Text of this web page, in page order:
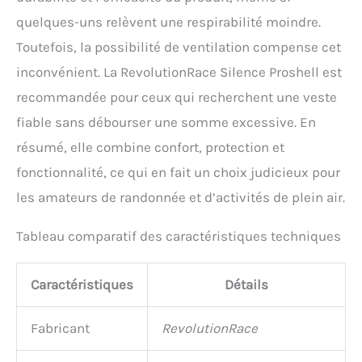
quelques-uns relèvent une respirabilité moindre.
Toutefois, la possibilité de ventilation compense cet
inconvénient. La RevolutionRace Silence Proshell est
recommandée pour ceux qui recherchent une veste
fiable sans débourser une somme excessive. En
résumé, elle combine confort, protection et
fonctionnalité, ce qui en fait un choix judicieux pour
les amateurs de randonnée et d’activités de plein air.
Tableau comparatif des caractéristiques techniques
Caractéristiques Détails
Fabricant RevolutionRace